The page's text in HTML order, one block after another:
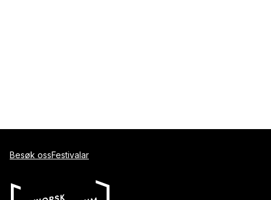
Besøk ossFestivalar